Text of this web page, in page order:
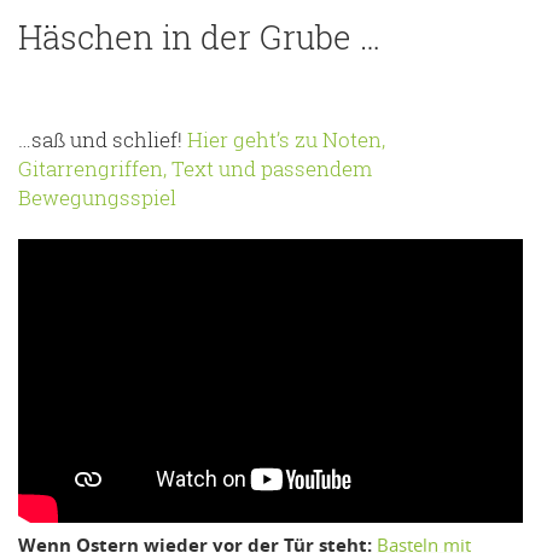
Häschen in der Grube …
…saß und schlief! Hier geht’s zu Noten,
Gitarrengriffen, Text und passendem
Bewegungsspiel
Wenn Ostern wieder vor der Tür steht: Basteln mit